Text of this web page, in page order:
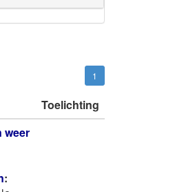
1
Toelichting
weer
: